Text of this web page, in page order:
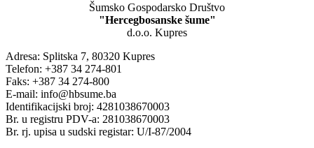
Šumsko Gospodarsko Društvo
"Hercegbosanske šume"
d.o.o. Kupres
Adresa: Splitska 7, 80320 Kupres
Telefon: +387 34 274-801
Faks: +387 34 274-800
E-mail: info@hbsume.ba
Identifikacijski broj: 4281038670003
Br. u registru PDV-a: 281038670003
Br. rj. upisa u sudski registar: U/I-87/2004